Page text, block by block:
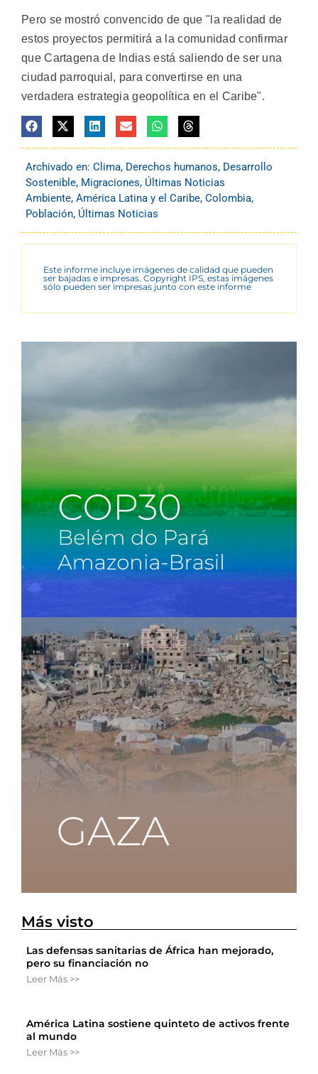
Pero se mostró convencido de que "la realidad de
estos proyectos permitirá a la comunidad confirmar
que Cartagena de Indias está saliendo de ser una
ciudad parroquial, para convertirse en una
verdadera estrategia geopolítica en el Caribe".
Archivado en: Clima, Derechos humanos, Desarrollo
Sostenible, Migraciones, Últimas Noticias
Ambiente, América Latina y el Caribe, Colombia,
Población, Últimas Noticias
Este informe incluye imágenes de calidad que pueden
ser bajadas e impresas. Copyright IPS, estas imágenes
sólo pueden ser impresas junto con este informe
Más visto
Las defensas sanitarias de África han mejorado,
pero su financiación no
Leer Más >>
América Latina sostiene quinteto de activos frente
al mundo
Leer Más >>